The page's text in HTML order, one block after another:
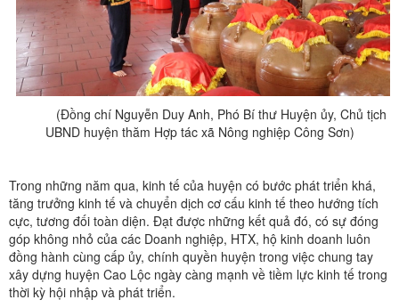
(Đồng chí Nguyễn Duy Anh, Phó Bí thư Huyện ủy, Chủ tịch
UBND huyện thăm Hợp tác xã Nông nghiệp Công Sơn)
Trong những năm qua, kinh tế của huyện có bước phát triển khá,
tăng trưởng kinh tế và chuyển dịch cơ cấu kinh tế theo hướng tích
cực, tương đối toàn diện. Đạt được những kết quả đó, có sự đóng
góp không nhỏ của các Doanh nghiệp, HTX, hộ kinh doanh luôn
đồng hành cùng cấp ủy, chính quyền huyện trong việc chung tay
xây dựng huyện Cao Lộc ngày càng mạnh về tiềm lực kinh tế trong
thời kỳ hội nhập và phát triển.